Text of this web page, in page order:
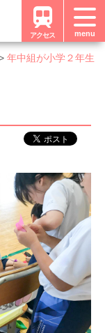
アクセス menu
年中組が小学２年生